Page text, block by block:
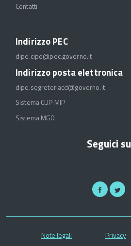
Contatti
Indirizzo PEC
dipe.cipe@pec.governo.it
Indirizzo posta elettronica
dipe.segreteriacd@governo.it
Sistema CUP MIP
Sistema MGO
Seguici su
Note legali Privacy